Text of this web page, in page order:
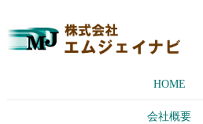
HOME
会社概要